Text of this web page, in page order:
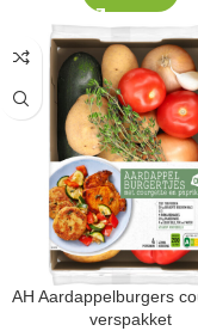
AH Aardappelburgers
verspakket